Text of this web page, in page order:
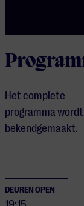
Het complete
programma
bekendgemaakt.
DEUREN OPEN